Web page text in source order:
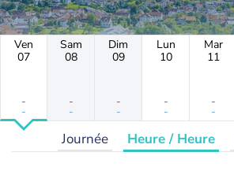
Ven
07
-
-
Sam
08
-
-
Dim
09
-
-
Lun
10
-
-
Mar
11
-
-
Journée Heure / Heure